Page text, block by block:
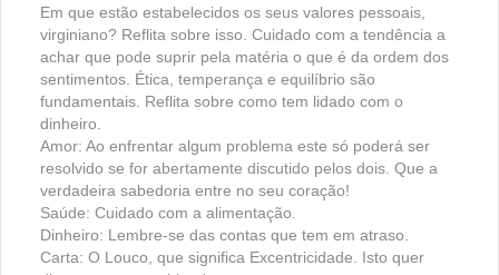
Em que estão estabelecidos os seus valores pessoais,
virginiano? Reflita sobre isso. Cuidado com a tendência a
achar que pode suprir pela matéria o que é da ordem dos
sentimentos. Ética, temperança e equilíbrio são
fundamentais. Reflita sobre como tem lidado com o
dinheiro.
Amor: Ao enfrentar algum problema este só poderá ser
resolvido se for abertamente discutido pelos dois. Que a
verdadeira sabedoria entre no seu coração!
Saúde: Cuidado com a alimentação.
Dinheiro: Lembre-se das contas que tem em atraso.
Carta: O Louco, que significa Excentricidade. Isto quer